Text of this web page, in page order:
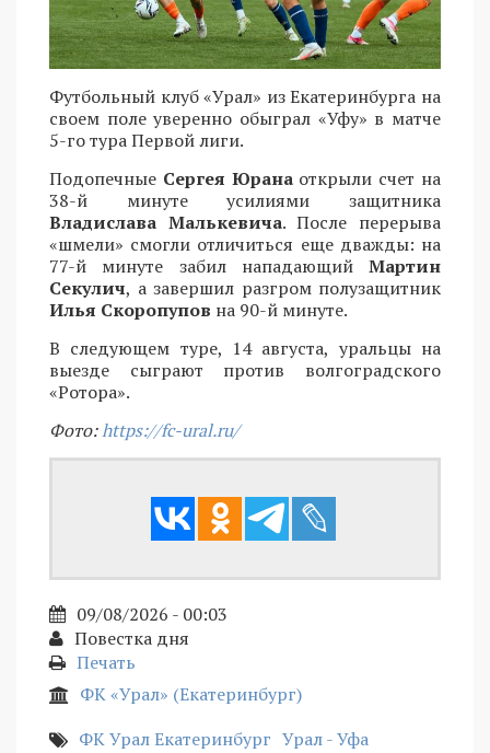
Футбольный клуб «Урал» из Екатеринбурга на
своем поле уверенно обыграл «Уфу» в матче
5-го тура Первой лиги.
Подопечные Сергея Юрана открыли счет на
38-й минуте усилиями защитника
Владислава Малькевича. После перерыва
«шмели» смогли отличиться еще дважды: на
77-й минуте забил нападающий Мартин
Секулич, а завершил разгром полузащитник
Илья Скоропупов на 90-й минуте.
В следующем туре, 14 августа, уральцы на
выезде сыграют против волгоградского
«Ротора».
Фото:https://fc-ural.ru/
09/08/2026 - 00:03
Повестка дня
Печать
ФК «Урал» (Екатеринбург)
ФК Урал Екатеринбург Урал - Уфа